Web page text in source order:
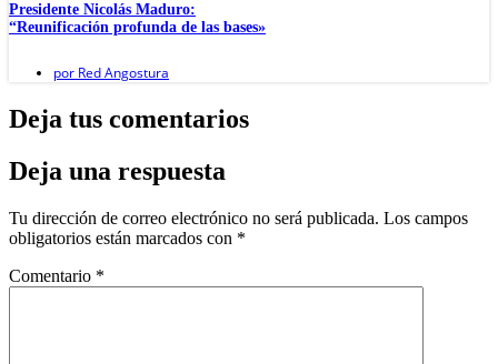
Presidente Nicolás Maduro:
“Reunificación profunda de las bases»
por Red Angostura
Deja tus comentarios
Deja una respuesta
Tu dirección de correo electrónico no será publicada. Los campos
obligatorios están marcados con *
Comentario *